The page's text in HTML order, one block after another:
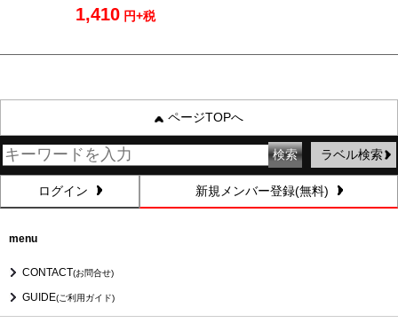
1,410 円+税
ページTOPへ
ラベル検索
ログイン 新規メンバー登録(無料)
menu
CONTACT(お問合せ)
GUIDE(ご利用ガイド)